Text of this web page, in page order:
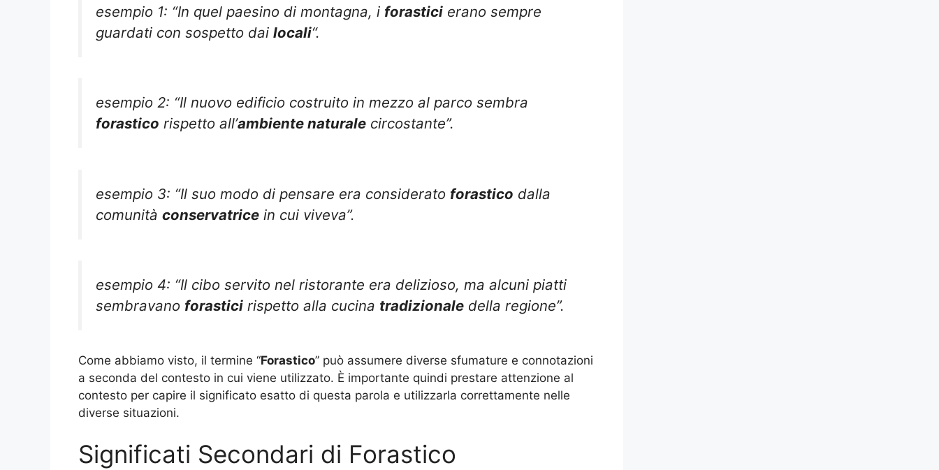
esempio 1: “In quel paesino di montagna, i forastici erano sempre
guardati con sospetto dai locali“.
esempio 2: “Il nuovo edificio costruito in mezzo al parco sembra
forastico rispetto all’ambiente naturale circostante”.
esempio 3: “Il suo modo di pensare era considerato forastico dalla
comunità conservatrice in cui viveva”.
esempio 4: “Il cibo servito nel ristorante era delizioso, ma alcuni piatti
sembravano forastici rispetto alla cucina tradizionale della regione”.
Come abbiamo visto, il termine “Forastico” può assumere diverse sfumature e connotazioni
a seconda del contesto in cui viene utilizzato. È importante quindi prestare attenzione al
contesto per capire il significato esatto di questa parola e utilizzarla correttamente nelle
diverse situazioni.
Significati Secondari di Forastico